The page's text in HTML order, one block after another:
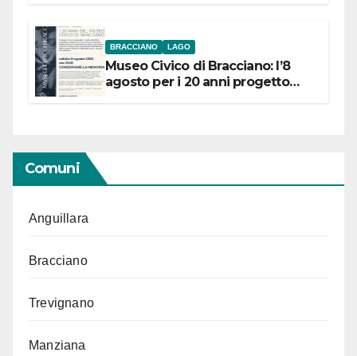
BRACCIANO LAGO
Museo Civico di Bracciano: l’8
agosto per i 20 anni progetto
Comuni
Anguillara
Bracciano
Trevignano
Manziana